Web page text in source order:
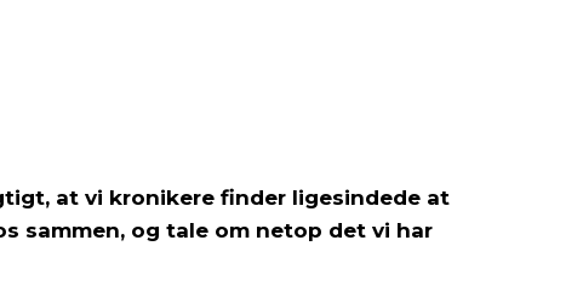
at vi kronikere finder ligesindede at
sammen, og tale om netop det vi har